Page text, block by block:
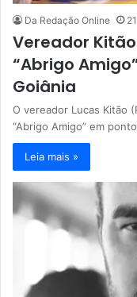
Da Redação Online
Vereador
“Abrigo
Goiânia
O vereador Lucas Kitão
“Abrigo Amigo” em
Leia mais »